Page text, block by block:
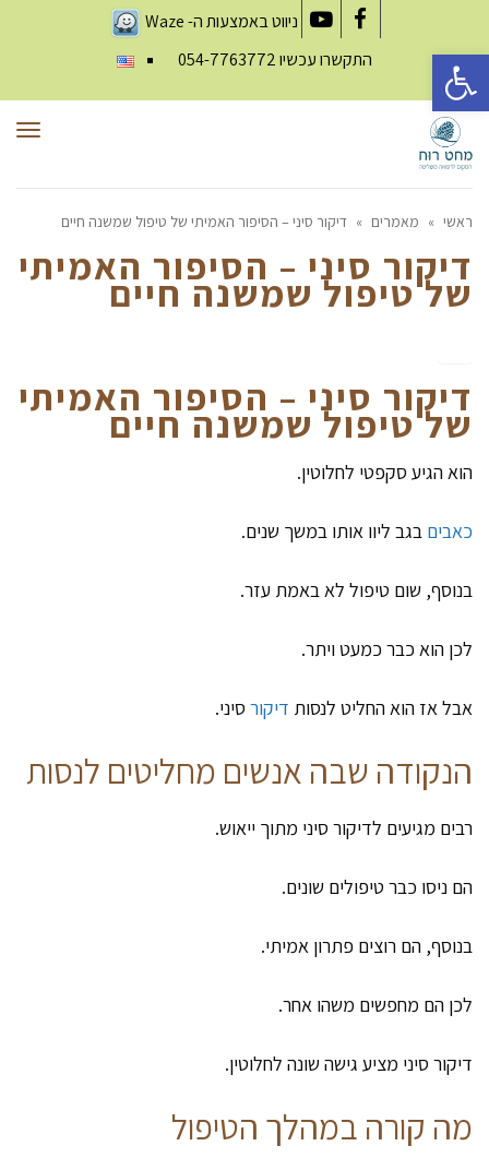
Facebook
YouTube
ניווט באמצעות ה-Waze
התקשרו עכשיו054-7763772
ראשי » מאמרים » דיקור סיני – הסיפור האמיתי של טיפול שמשנה חיים
דיקור סיני – הסיפור האמיתי
של טיפול שמשנה חיים
דיקור סיני – הסיפור האמיתי
של טיפול שמשנה חיים
הוא הגיע סקפטי לחלוטין.
כאבים בגב ליוו אותו במשך שנים.
בנוסף, שום טיפול לא באמת עזר.
לכן הוא כבר כמעט ויתר.
אבל אז הוא החליט לנסות דיקור סיני.
הנקודה שבה אנשים מחליטים לנסות
רבים מגיעים לדיקור סיני מתוך ייאוש.
הם ניסו כבר טיפולים שונים.
בנוסף, הם רוצים פתרון אמיתי.
לכן הם מחפשים משהו אחר.
דיקור סיני מציע גישה שונה לחלוטין.
מה קורה במהלך הטיפול
פתח סרגל נגישות